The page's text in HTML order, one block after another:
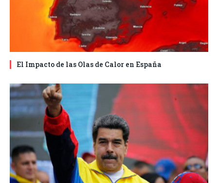
El Impacto de las Olas de Calor en España